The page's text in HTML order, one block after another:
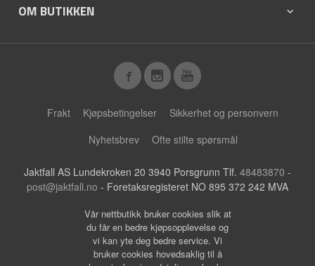
OM BUTIKKEN
Frakt Kjøpsbetingelser
Sikkerhet og personvern
Nyhetsbrev
Ofte stilte spørsmål
Jaktfall AS Lundekroken 20 3940 Porsgrunn Tlf. 48483870 -
post@jaktfall.no - Foretaksregisteret NO 895 372 242 MVA
Vår nettbutikk bruker cookies slik at
du får en bedre kjøpsopplevelse og
vi kan yte deg bedre service. Vi
bruker cookies hovedsaklig til å